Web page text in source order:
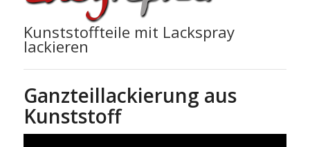
Kunststoffteile mit Lackspray
lackieren
Ganzteillackierung aus
Kunststoff